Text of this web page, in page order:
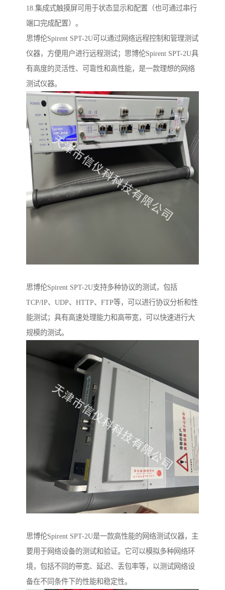
18.集成式触摸屏可用于状态显示和配置（也可通过串行
端口完成配置）。
思博伦Spirent SPT-2U可以通过网络远程控制和管理测试
仪器，方便用户进行远程测试；思博伦Spirent SPT-2U具
有高度的灵活性、可靠性和高性能，是一款理想的网络
测试仪器。
思博伦Spirent SPT-2U支持多种协议的测试，包括
TCP/IP、UDP、HTTP、FTP等，可以进行协议分析和性
能测试；具有高速处理能力和高带宽，可以快速进行大
规模的测试。
思博伦Spirent SPT-2U是一款高性能的网络测试仪器，主
要用于网络设备的测试和验证。它可以模拟多种网络环
境，包括不同的带宽、延迟、丢包率等，以测试网络设
备在不同条件下的性能和稳定性。